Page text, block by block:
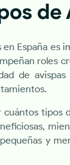
de
en España es
roles
de
tipos
y